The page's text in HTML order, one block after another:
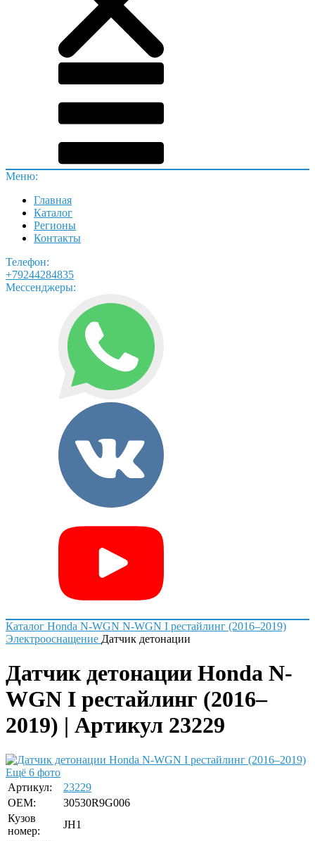
Меню:
Главная
Каталог
Регионы
Контакты
Телефон:
+79244284835
Мессенджеры:
Каталог Honda N-WGN N-WGN I рестайлинг (2016–2019)
Электрооснащение Датчик детонации
Датчик детонации Honda N-
WGN I рестайлинг (2016–
2019) | Артикул 23229
Ещё 6 фото
Артикул:
23229
OEM:
30530R9G006
Кузов
номер:
JH1